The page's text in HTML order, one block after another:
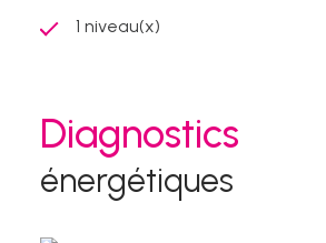
1 niveau(x)
Diagnostics
énergétiques